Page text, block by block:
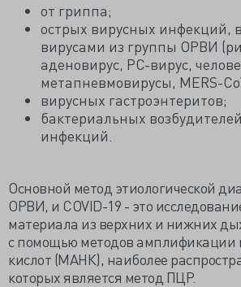
от гриппа;
острых вирусных инфекций,
вирусами из группы ОРВИ
аденовирус, РС-вирус,
метапневмовирусы, MERS-
вирусных гастроэнтеритов;
бактериальных
инфекций.
Основной метод этиологической
ОРВИ, и COVID-19 - это
материала из верхних и нижних
с помощью методов амплификации
кислот (МАНК), наиболее
которых является метод ПЦР.